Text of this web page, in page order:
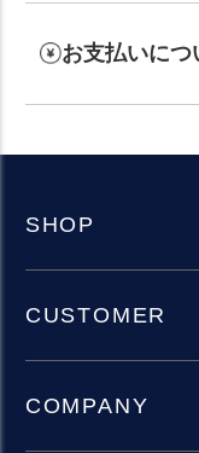
お支払いにつ
SHOP
CUSTOMER
COMPANY